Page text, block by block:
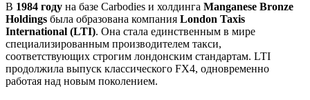
В 1984 году на базе Carbodies и холдинга Manganese Bronze
Holdings была образована компания London Taxis
International (LTI). Она стала единственным в мире
специализированным производителем такси,
соответствующих строгим лондонским стандартам. LTI
продолжила выпуск классического FX4, одновременно
работая над новым поколением.